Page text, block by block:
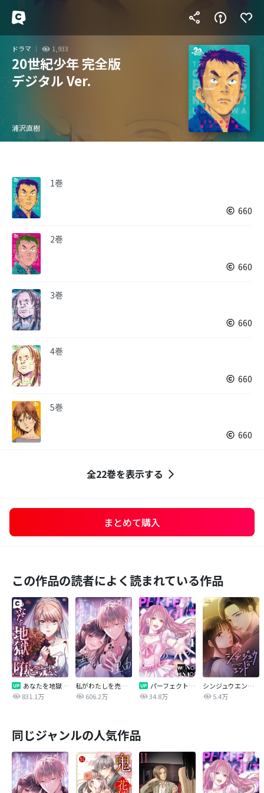
ドラマ 1,933
20世紀少年 完全版
デジタル Ver.
浦沢直樹
1巻
660
2巻
660
3巻
660
4巻
660
5巻
660
全22巻を表示する
まとめて購入
この作品の読者によく読まれている作品
あなたを地獄に堕とすまで
831.1万
私がわたしを売る理由
606.2万
パーフェクトグリッター
34.8万
シンジュウエンド【タテヨミ】
5.4万
同じジャンルの人気作品